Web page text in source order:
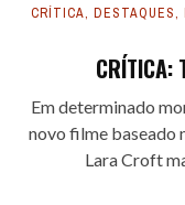
CRÍTICA, DESTAQUES,
CRÍTICA:
Em determinado
novo filme baseado
Lara Croft